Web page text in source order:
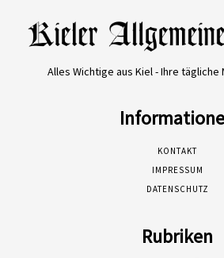
Alles Wichtige aus Kiel - Ihre tägliche
KONTAKT
IMPRESSUM
DATENSCHUTZ
Rubriken